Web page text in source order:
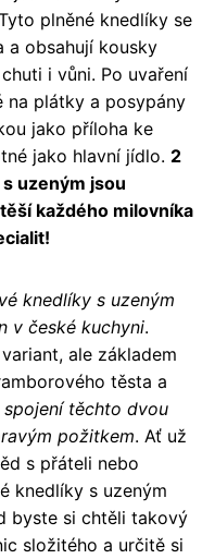
plněné knedlíky se
a obsahují kousky
i vůni. Po uvaření
na plátky a posypány
jako příloha ke
jako hlavní jídlo. 2
uzeným jsou
každého milovníka
knedlíky s uzeným
v české kuchyni.
ale základem
těsta a
těchto dvou
požitkem. Ať už
s přáteli nebo
knedlíky s uzeným
byste si chtěli takový
složitého a určitě si